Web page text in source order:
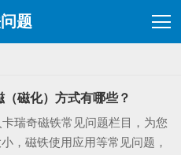
题
磁化）方式有哪些？
瑞奇磁铁常见问题栏目，为您
，磁铁使用应用等常见问题，